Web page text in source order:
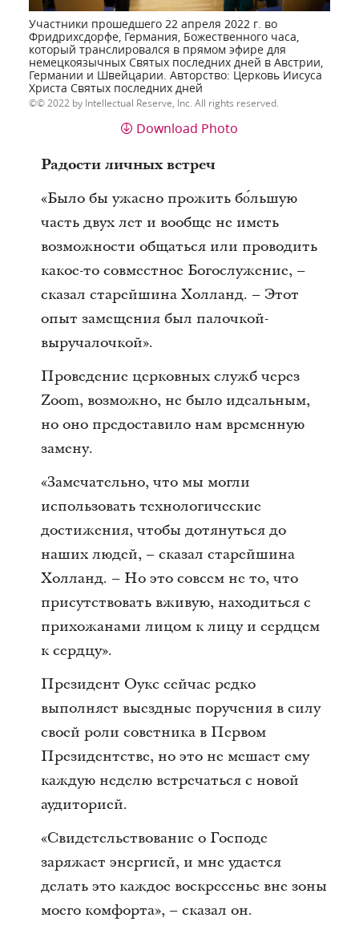
Участники прошедшего 22 апреля 2022 г. во
Фридрихсдорфе, Германия, Божественного часа,
который транслировался в прямом эфире для
немецкоязычных Святых последних дней в Австрии,
Германии и Швейцарии. Авторство: Церковь Иисуса
Христа Святых последних дней
© 2022 by Intellectual Reserve, Inc. All rights reserved.
Download Photo
Радости личных встреч
«Было бы ужасно прожить бо́льшую
часть двух лет и вообще не иметь
возможности общаться или проводить
какое-то совместное Богослужение, –
сказал старейшина Холланд. – Этот
опыт замещения был палочкой-
выручалочкой».
Проведение церковных служб через
Zoom, возможно, не было идеальным,
но оно предоставило нам временную
замену.
«Замечательно, что мы могли
использовать технологические
достижения, чтобы дотянуться до
наших людей, – сказал старейшина
Холланд. – Но это совсем не то, что
присутствовать вживую, находиться с
прихожанами лицом к лицу и сердцем
к сердцу».
Президент Оукс сейчас редко
выполняет выездные поручения в силу
своей роли советника в Первом
Президентстве, но это не мешает ему
каждую неделю встречаться с новой
аудиторией.
«Свидетельствование о Господе
заряжает энергией, и мне удается
делать это каждое воскресенье вне зоны
моего комфорта», – сказал он.